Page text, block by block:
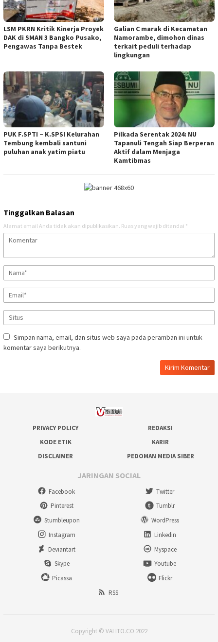
LSM PKRN Kritik Kinerja Proyek
DAK di SMAN 3 Bangko Pusako,
Pengawas Tanpa Bestek
Galian C marak di Kecamatan
Namorambe, dimohon dinas
terkait peduli terhadap
lingkungan
PUK F.SPTI – K.SPSI Kelurahan
Tembung kembali santuni
puluhan anak yatim piatu
Pilkada Serentak 2024: NU
Tapanuli Tengah Siap Berperan
Aktif dalam Menjaga
Kamtibmas
Tinggalkan Balasan
Alamat email Anda tidak akan dipublikasikan. Ruas yang wajib ditandai *
Simpan nama, email, dan situs web saya pada peramban ini untuk
komentar saya berikutnya.
PRIVACY POLICY
REDAKSI
KODE ETIK
KARIR
DISCLAIMER
PEDOMAN MEDIA SIBER
JARINGAN SOCIAL
Facebook
Twitter
Pinterest
Tumblr
Stumbleupon
WordPress
Instagram
Linkedin
Deviantart
Myspace
Skype
Youtube
Picassa
Flickr
RSS
Copyright © VALITO.CO 2022